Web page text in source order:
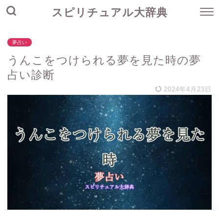
スピリチュアル大辞典
夢占い
うんこをつけられる夢を見た時の夢
占い診断
2024年4月23日